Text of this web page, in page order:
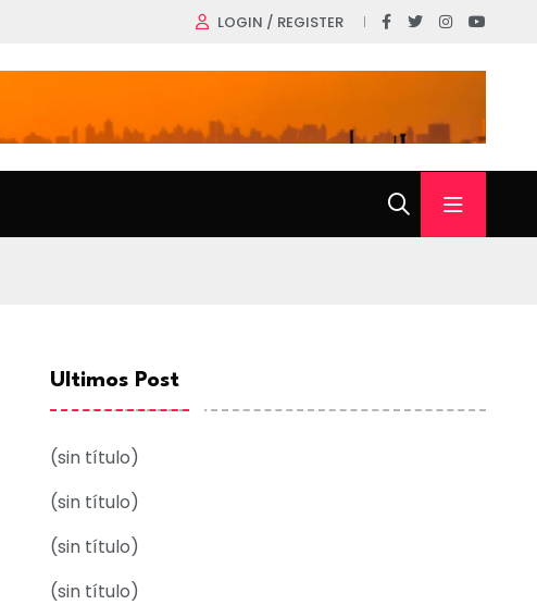
LOGIN / REGISTER
Ultimos Post
(sin título)
(sin título)
(sin título)
(sin título)